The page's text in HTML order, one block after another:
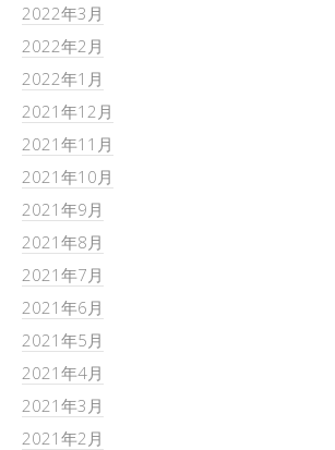
2022年3月
2022年2月
2022年1月
2021年12月
2021年11月
2021年10月
2021年9月
2021年8月
2021年7月
2021年6月
2021年5月
2021年4月
2021年3月
2021年2月